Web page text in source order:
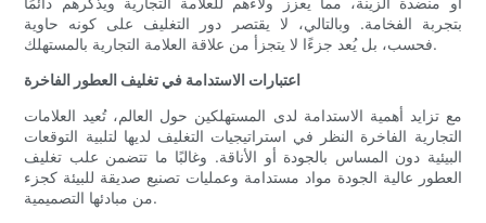
بتجربة الفخامة. وبالتالي، لا يقتصر دور التغليف على كونه حاوية
فحسب، بل يُعد جزءًا لا يتجزأ من علاقة العلامة التجارية بالمستهلك.
اعتبارات الاستدامة في تغليف العطور الفاخرة
مع تزايد أهمية الاستدامة لدى المستهلكين حول العالم، تُعيد العلامات
التجارية الفاخرة النظر في استراتيجيات التغليف لديها لتلبية التوقعات
البيئية دون المساس بالجودة أو الأناقة. وغالبًا ما تتضمن علب تغليف
العطور عالية الجودة مواد مستدامة وعمليات تصنيع صديقة للبيئة كجزء
من مبادئها التصميمية.